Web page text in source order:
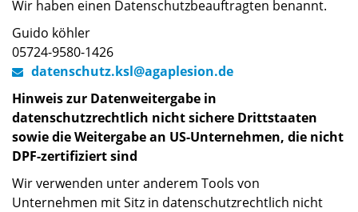
Wir haben einen Datenschutzbeauftragten benannt.
Guido köhler
05724-9580-1426
datenschutz.ksl@agaplesion.de
Hinweis zur Datenweitergabe in
datenschutzrechtlich nicht sichere Drittstaaten
sowie die Weitergabe an US-Unternehmen, die nicht
DPF-zertifiziert sind
Wir verwenden unter anderem Tools von
Unternehmen mit Sitz in datenschutzrechtlich nicht